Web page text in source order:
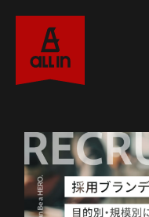
About
オールインについて